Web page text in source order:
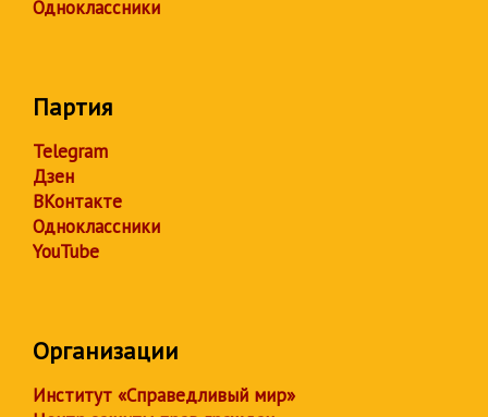
Одноклассники
Партия
Telegram
Дзен
ВКонтакте
Одноклассники
YouTube
Организации
Институт «Справедливый мир»